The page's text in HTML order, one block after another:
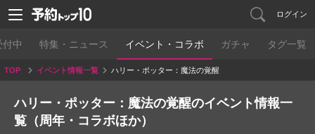
ログイン
中 特集・ニュース イベント・コラボ ガチャ タグ一覧
TOP イベント情報一覧 ハリー・ポッター：魔法の覚醒
ハリー・ポッター：魔法の覚醒のイベント情報一
覧（周年・コラボほか）